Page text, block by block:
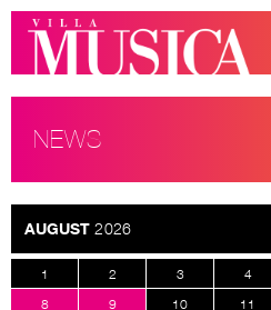
NEWS
AUGUST2026
1 2 3 4
8
9 10 11